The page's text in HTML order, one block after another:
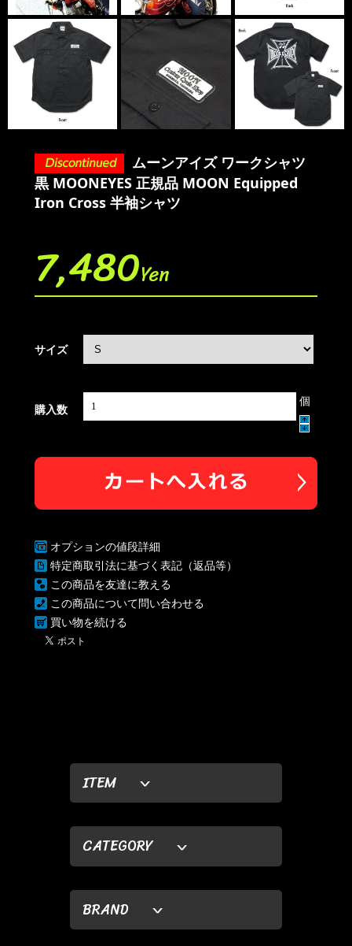
ITEM
CATEGORY
BRAND
ムーンアイズ ワークシャツ
黒 MOONEYES 正規品 MOON Equipped
Iron Cross 半袖シャツ
7,480Yen
サイズ
購入数
個
オプションの値段詳細
特定商取引法に基づく表記（返品等）
この商品を友達に教える
この商品について問い合わせる
買い物を続ける